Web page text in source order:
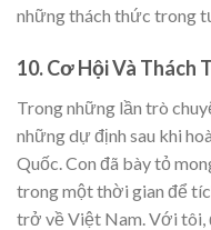
những thách thức trong
10. Cơ Hội Và
Trong những lần trò
những dự định sau khi
Quốc. Con đã bày tỏ
trong một thời gian để
trở về Việt Nam. Với tôi,